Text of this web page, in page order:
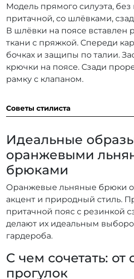
Советы стилиста
Идеальные
оранжевыми
брюками
Оранжевые льняные брюки
акцент и природный стиль.
притачной пояс с резинкой
делают их идеальным
гардероба.
С чем сочетать: от
прогулок
Модель прямого силуэта, без
притачной, со шлёвками,
В шлёвки на поясе вставлен
ткани с пряжкой. Спереди
бочках и защипы по талии.
крючки на поясе. Сзади
рамку с клапаном.